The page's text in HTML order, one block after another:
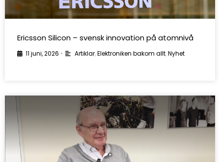
Ericsson Silicon – svensk innovation på atomnivå
11 juni, 2026 • Artiklar,Elektroniken bakom allt,Nyhet